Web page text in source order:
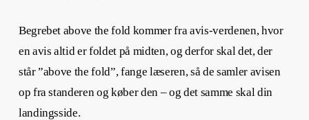
Begrebet above the fold kommer fra avis-verdenen, hvor
en avis altid er foldet på midten, og derfor skal det, der
står ”above the fold”, fange læseren, så de samler avisen
op fra standeren og køber den – og det samme skal din
landingsside.